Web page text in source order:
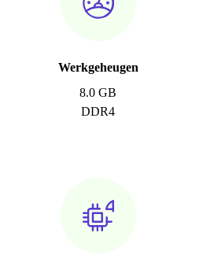
Werkgeheugen
8.0 GB
DDR4